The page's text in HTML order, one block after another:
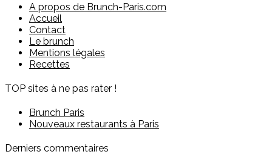
A propos de Brunch-Paris.com
Accueil
Contact
Le brunch
Mentions légales
Recettes
TOP sites à ne pas rater !
Brunch Paris
Nouveaux restaurants à Paris
Derniers commentaires